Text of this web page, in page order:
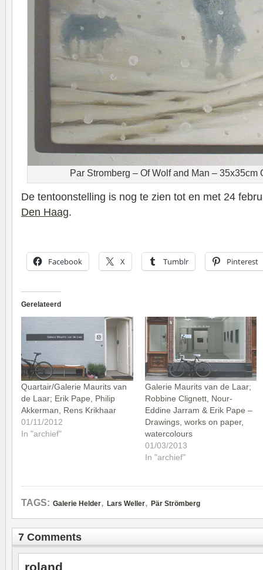
Par Stromberg – Of Wolf and Man – 35x35cm
De tentoonstelling is nog te zien tot en met 24
Den Haag.
Facebook X Tumblr Pinterest
Gerelateerd
Quartair/Galerie Maurits van
de Laar; Erik Pape, Philip
Akkerman, Rens Krikhaar
01/11/2012
In "archief"
Galerie Maurits van de Laar;
Robbine Clignett, Nour-
Eddine Jarram & Erik Pape –
Drawings, works on paper,
watercolours
01/03/2013
In "archief"
TAGS: Galerie Helder, Lars Weller, Pär Strömberg
7 Comments
roland